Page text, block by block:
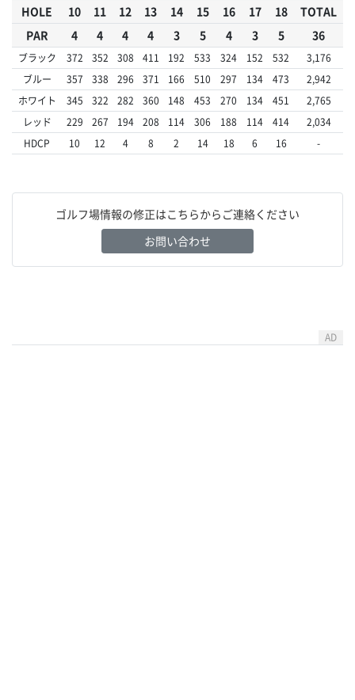
HOLE 10 11 12 13 14 15 16 17 18
TOTAL
PAR
4 4 4 4 3 5 4 3 5 36
ブラック 372 352 308 411 192 533 324 152 532
3,176
ブルー
357 338 296 371 166 510 297 134 473
2,942
ホワイト
345 322 282 360 148 453 270 134 451
2,765
レッド
229 267 194 208 114 306 188 114 414
2,034
HDCP
10 12 4 8 2 14 18 6 16 -
ゴルフ場情報の修正はこちらからご連絡ください
お問い合わせ
AD